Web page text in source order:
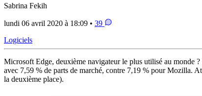
Sabrina Fekih
lundi 06 avril 2020 à 18:09 • 39
Logiciels
Microsoft Edge, deuxième navigateur le plus utilisé au monde
avec 7,59 % de parts de marché, contre 7,19 % pour Mozilla.
la deuxième place).